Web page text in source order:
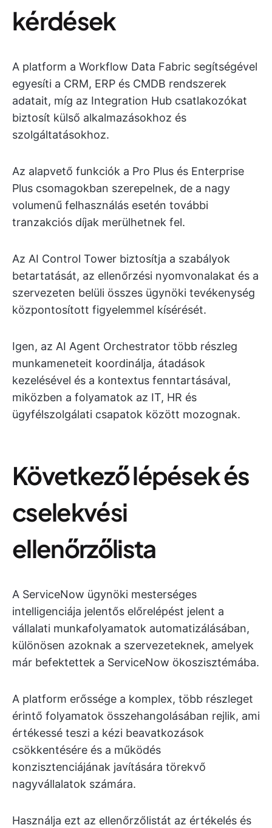
kérdések
A platform a Workflow Data Fabric segítségével
egyesíti a CRM, ERP és CMDB rendszerek
adatait, míg az Integration Hub csatlakozókat
biztosít külső alkalmazásokhoz és
szolgáltatásokhoz.
Az alapvető funkciók a Pro Plus és Enterprise
Plus csomagokban szerepelnek, de a nagy
volumenű felhasználás esetén további
tranzakciós díjak merülhetnek fel.
Az AI Control Tower biztosítja a szabályok
betartatását, az ellenőrzési nyomvonalakat és a
szervezeten belüli összes ügynöki tevékenység
központosított figyelemmel kísérését.
Igen, az AI Agent Orchestrator több részleg
munkameneteit koordinálja, átadások
kezelésével és a kontextus fenntartásával,
miközben a folyamatok az IT, HR és
ügyfélszolgálati csapatok között mozognak.
Következő lépések és
cselekvési
ellenőrzőlista
A ServiceNow ügynöki mesterséges
intelligenciája jelentős előrelépést jelent a
vállalati munkafolyamatok automatizálásában,
különösen azoknak a szervezeteknek, amelyek
már befektettek a ServiceNow ökoszisztémába.
A platform erőssége a komplex, több részleget
érintő folyamatok összehangolásában rejlik, ami
értékessé teszi a kézi beavatkozások
csökkentésére és a működés
konzisztenciájának javítására törekvő
nagyvállalatok számára.
Használja ezt az ellenőrzőlistát az értékelés és